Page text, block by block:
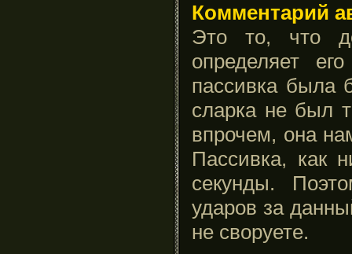
Комментарий
Это то, что
определяет
пассивка была
сларка не был
впрочем, она
Пассивка, как
секунды.
ударов за
не своруете.